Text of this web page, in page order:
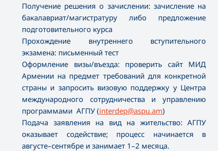
Получение решения о зачислении: зачисление на
бакалавриат/магистратуру либо предложение
подготовительного курса
Прохождение внутреннего вступительного
экзамена: письменный тест
Оформление визы/въезда: проверить сайт МИД
Армении на предмет требований для конкретной
страны и запросить визовую поддержку у Центра
международного сотрудничества и управлению
программами АГПУ (interdep@aspu.am)
Подача заявления на вид на жительство: АГПУ
оказывает содействие; процесс начинается в
августе–сентябре и занимает 1–2 месяца.